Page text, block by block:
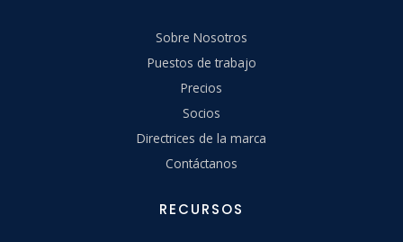
Sobre Nosotros
Puestos de trabajo
Precios
Socios
Directrices de la marca
Contáctanos
RECURSOS